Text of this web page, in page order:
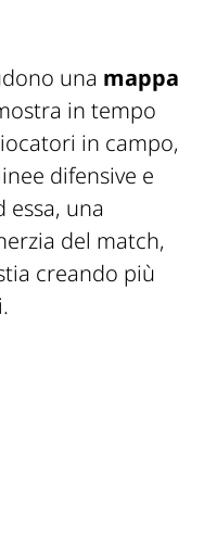
una mappa
in tempo
in campo,
difensive e
essa, una
del match,
creando più